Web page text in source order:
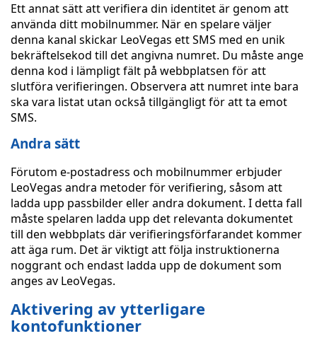
Ett annat sätt att verifiera din identitet är genom att
använda ditt mobilnummer. När en spelare väljer
denna kanal skickar LeoVegas ett SMS med en unik
bekräftelsekod till det angivna numret. Du måste ange
denna kod i lämpligt fält på webbplatsen för att
slutföra verifieringen. Observera att numret inte bara
ska vara listat utan också tillgängligt för att ta emot
SMS.
Andra sätt
Förutom e-postadress och mobilnummer erbjuder
LeoVegas andra metoder för verifiering, såsom att
ladda upp passbilder eller andra dokument. I detta fall
måste spelaren ladda upp det relevanta dokumentet
till den webbplats där verifieringsförfarandet kommer
att äga rum. Det är viktigt att följa instruktionerna
noggrant och endast ladda upp de dokument som
anges av LeoVegas.
Aktivering av ytterligare
kontofunktioner